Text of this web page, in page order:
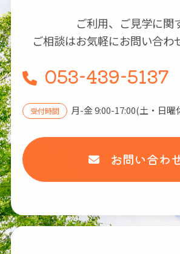
ご利用、ご見学に関
ご相談はお気軽にお問い合わ
053-439-5137
受付時間 月-金 9:00-17:00(土・日曜
お問い合わ